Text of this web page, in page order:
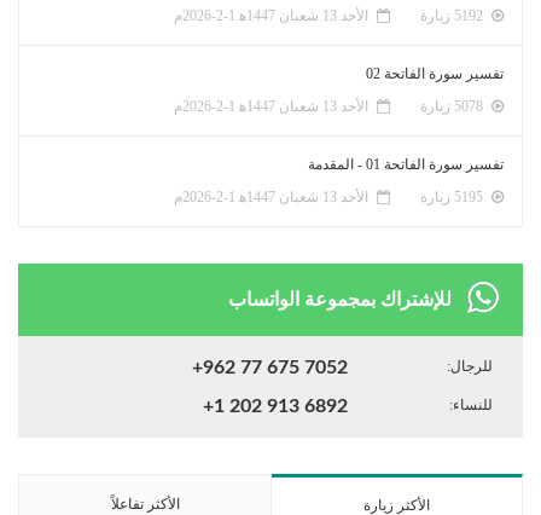
الأحد 13 شعبان 1447ﻫ 1-2-2026م
تفسير سورة الفاتحة 02
الأحد 13 شعبان 1447ﻫ 1-2-2026م
تفسير سورة الفاتحة 01 - المقدمة
الأحد 13 شعبان 1447ﻫ 1-2-2026م
للإشتراك بمجموعة الواتساب
للرجال: +962 77 675 7052
للنساء: +1 202 913 6892
الأكثر زيارة الأكثر تفاعلاً